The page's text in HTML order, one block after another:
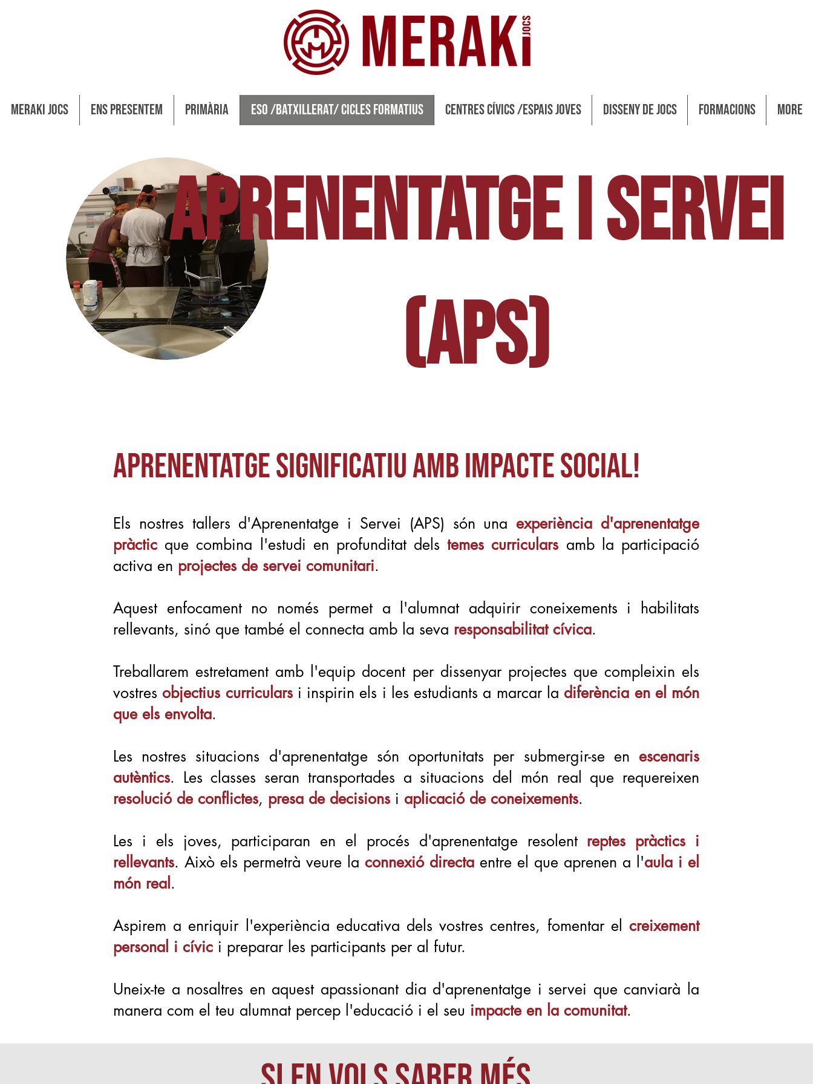
Primària ESO /Batxillerat/ Cicles formatius Centres Cívics /Espais Joves Disseny de Jocs Formacions Gamificació
APRENENTATGE I SERVEI
(APS)
APRENENTATGE SIGNIFICATIU AMB IMPACTE SOCIAL!
Els nostres tallers d'Aprenentatge i Servei (APS) són unaexperiència d'aprenentatge
pràctic que combina l'estudi en profunditat delstemes curriculars amb la participació
activa en projectes de servei comunitari.
Aquest enfocament no només permet a l'alumnat adquirir coneixements i habilitats
rellevants, sinó que també el connecta amb la seva responsabilitat cívica.
Treballarem estretament amb l'equip docent per dissenyar projectes que compleixin els
vostresobjectius curricularsi inspirin els i les estudiants a marcar la diferència en el món
que els envolta.
Les nostres situacions d'aprenentatge són oportunitats per submergir-se en escenaris
autèntics. Les classes seran transportades a situacions del món real que requereixen
resolució de conflictes, presa de decisions i aplicació de coneixements.
Les i els joves, participaran en el procés d'aprenentatge resolent reptes pràctics i
rellevants. Això els permetrà veure la connexió directa entre el que aprenen a l'aula i el
món real .
Aspirem a enriquir l'experiència educativa dels vostres centres, fomentar el creixement
personal i cívic i preparar les participants per al futur.
Uneix-te a nosaltres en aquest apassionant dia d'aprenentatge i servei que canviarà la
manera com el teu alumnat percep l'educació i el seu impacte en la comunitat.
MERAKI JOCS Ens Presentem Primària ESO /Batxillerat/ Cicles formatius Centres Cívics /Espais Joves Disseny de Jocs Formacions More